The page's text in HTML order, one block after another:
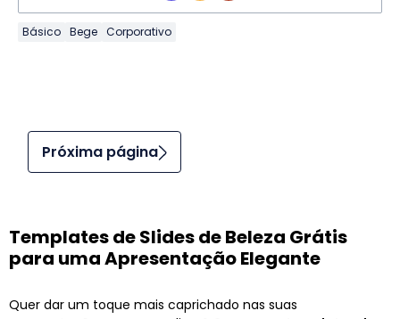
Básico Bege Corporativo
Próxima página
Templates de Slides de Beleza Grátis
para uma Apresentação Elegante
Quer dar um toque mais caprichado nas suas